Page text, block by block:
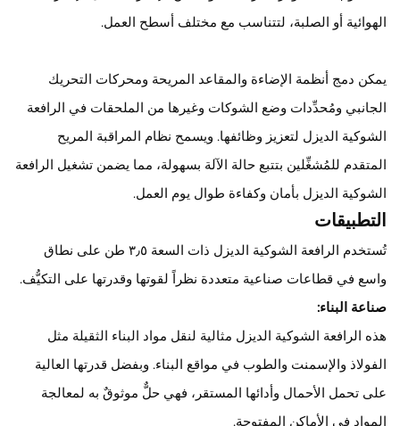
الهوائية أو الصلبة، لتتناسب مع مختلف أسطح العمل.
يمكن دمج أنظمة الإضاءة والمقاعد المريحة ومحركات التحريك
الجانبي ومُحدِّدات وضع الشوكات وغيرها من الملحقات في الرافعة
الشوكية الديزل لتعزيز وظائفها. ويسمح نظام المراقبة المريح
المتقدم للمُشغِّلين بتتبع حالة الآلة بسهولة، مما يضمن تشغيل الرافعة
الشوكية الديزل بأمان وكفاءة طوال يوم العمل.
التطبيقات
تُستخدم الرافعة الشوكية الديزل ذات السعة ٣٫٥ طن على نطاق
واسع في قطاعات صناعية متعددة نظراً لقوتها وقدرتها على التكيُّف.
صناعة البناء:
هذه الرافعة الشوكية الديزل مثالية لنقل مواد البناء الثقيلة مثل
الفولاذ والإسمنت والطوب في مواقع البناء. وبفضل قدرتها العالية
على تحمل الأحمال وأدائها المستقر، فهي حلٌّ موثوقٌ به لمعالجة
المواد في الأماكن المفتوحة.